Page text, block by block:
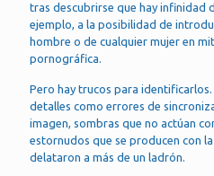
tras descubrirse que hay infinidad
ejemplo, a la posibilidad de
hombre o de cualquier mujer en
pornográfica.
Pero hay trucos para identificarlos.
detalles como errores de
imagen, sombras que no actúan
estornudos que se producen con
delataron a más de un ladrón.